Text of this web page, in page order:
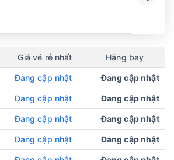
Giá vé rẻ nhất Hãng bay
Đang cập nhật Đang cập nhật
Đang cập nhật Đang cập nhật
Đang cập nhật Đang cập nhật
Đang cập nhật Đang cập nhật